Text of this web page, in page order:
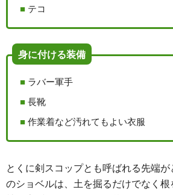
テコ
身に付ける装備
ラバー軍手
長靴
作業着など汚れてもよい衣服
とくに剣スコップとも呼ばれる先端
のショベルは、土を掘るだけでなく